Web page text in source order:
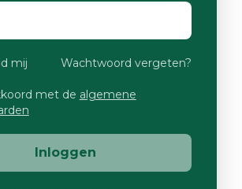
mij Wachtwoord vergeten?
met de algemene
Inloggen